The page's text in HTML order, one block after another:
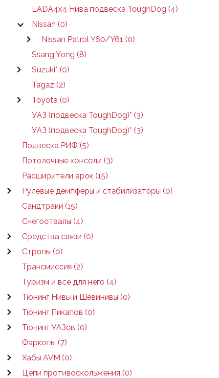
LADA4x4 Нива подвеска ToughDog (4)
Nissan (0)
Nissan Patrol Y60/Y61 (0)
Ssang Yong (8)
Suzuki* (0)
Tagaz (2)
Toyota (0)
УАЗ (подвеска ToughDog)* (3)
УАЗ (подвеска ToughDog)* (3)
Подвеска РИФ (5)
Потолочные консоли (3)
Расширители арок (15)
Рулевые демпферы и стабилизаторы (0)
Сандтраки (15)
Снегоотвалы (4)
Средства связи (0)
Стропы (0)
Трансмиссия (2)
Туризм и все для него (4)
Тюнинг Нивы и Шевинивы (0)
Тюнинг Пикапов (0)
Тюнинг УАЗов (0)
Фаркопы (7)
Хабы AVM (0)
Цепи противоскольжения (0)